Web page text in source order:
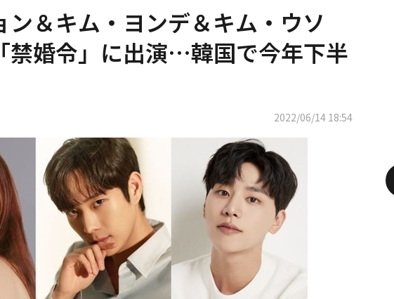
ン＆キム・ヨンデ＆キム・ウソ
禁婚令」に出演…韓国で今年下半
2022/06/14 18:54